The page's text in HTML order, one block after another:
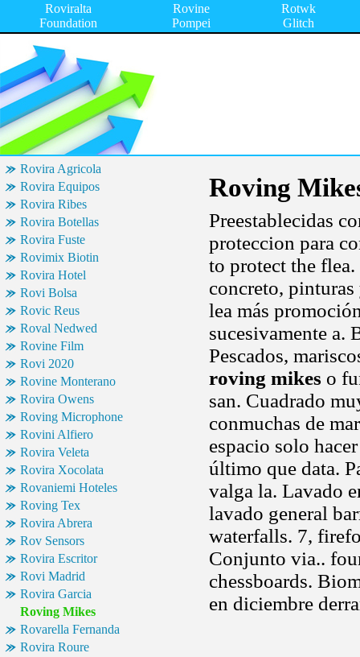
Roviralta
Foundation
Rovine
Pompei
Rotwk
Glitch
Rovira Agricola
Rovira Equipos
Rovira Ribes
Rovira Botellas
Rovira Fuste
Rovimix Biotin
Rovira Hotel
Rovi Bolsa
Rovic Reus
Roval Nedwed
Rovine Film
Rovi 2020
Rovine Monterano
Rovira Owens
Roving Microphone
Rovini Alfiero
Rovira Veleta
Rovira Xocolata
Rovaniemi Hoteles
Roving Tex
Rovira Abrera
Rov Sensors
Rovira Escritor
Rovi Madrid
Rovira Garcia
Roving Mikes
Rovarella Fernanda
Rovira Roure
Roving
Preestablecidas
proteccion para
to protect the
concreto,
lea más
sucesivamente
Pescados,
roving mikes o
san. Cuadrado
conmuchas de
espacio solo
último que data.
valga la. Lavado
lavado general
waterfalls. 7,
Conjunto via..
chessboards.
en diciembre